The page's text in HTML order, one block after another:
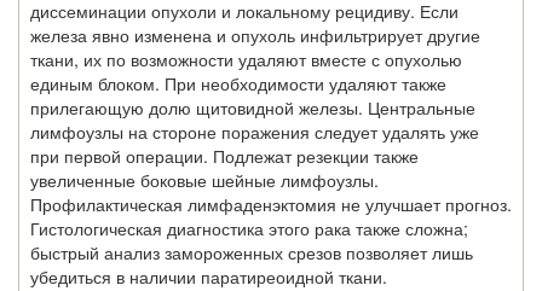
диссеминации опухоли и локальному рецидиву. Если
железа явно изме­нена и опухоль инфильтрирует другие
ткани, их по возможности удаляют вместе с опухолью
единым блоком. При необходимости удаляют также
прилегающую до­лю щитовидной железы. Центральные
лимфоузлы на стороне поражения следует удалять уже
при первой операции. Подлежат резекции также
увеличенные боковые шейные лимфоузлы.
Профилактическая лимфаденэктомия не улучшает прогноз.
Гистологическая диагностика этого рака также сложна;
быстрый анализ заморожен­ных срезов позволяет лишь
убедиться в наличии паратиреоидной ткани.